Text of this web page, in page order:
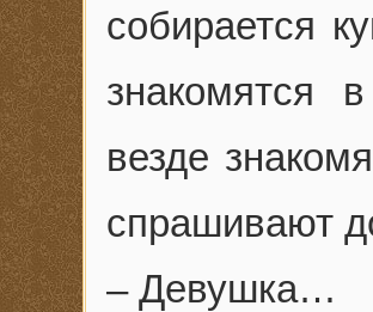
собирается
знакомятся
везде
спрашивают
– Девушка…